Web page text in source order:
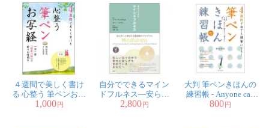
４週間で美しく書け
る 心整う 筆ペンお写
経 ‐ You can write
1,000円
自分でできるマイン
ドフルネス―安らぎ
へと導かれる８週間
2,800円
大判 筆ペンきほんの
練習帳 - Anyone can
become a master of
800円